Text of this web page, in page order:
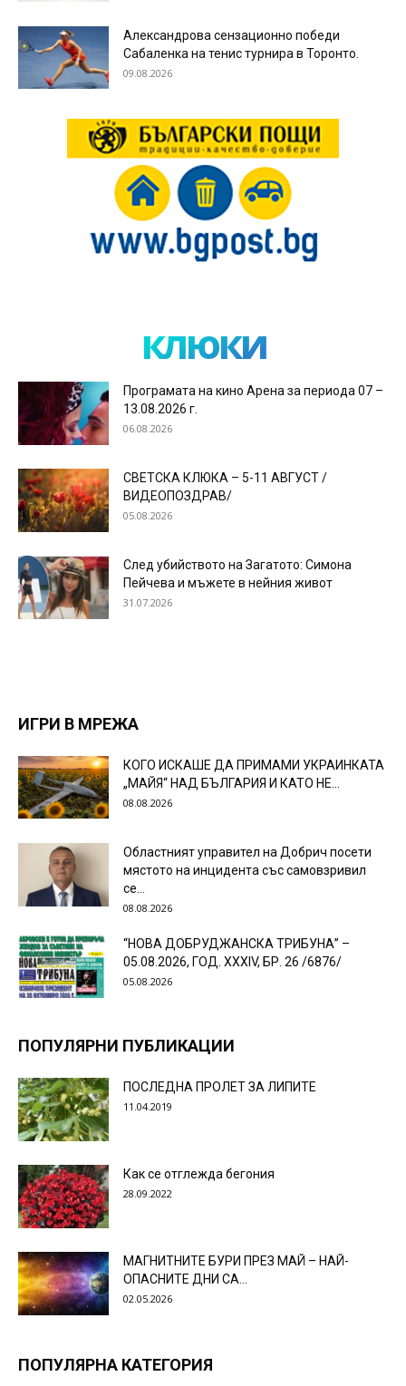
Александрова сензационно победи
Сабаленка на тенис турнира в Торонто.
09.08.2026
клюки
Програмата на кино Арена за периода 07 –
13.08.2026 г.
06.08.2026
СВЕТСКА КЛЮКА – 5-11 АВГУСТ /
ВИДЕОПОЗДРАВ/
05.08.2026
След убийството на Загатото: Симона
Пейчева и мъжете в нейния живот
31.07.2026
ИГРИ В МРЕЖА
КОГО ИСКАШЕ ДА ПРИМАМИ УКРАИНКАТА
„МАЙЯ“ НАД БЪЛГАРИЯ И КАТО НЕ...
08.08.2026
Областният управител на Добрич посети
мястото на инцидента със самовзривил
се...
08.08.2026
“НОВА ДОБРУДЖАНСКА ТРИБУНА” –
05.08.2026, ГОД. XXХIV, БР. 26 /6876/
05.08.2026
ПОПУЛЯРНИ ПУБЛИКАЦИИ
ПОСЛЕДНА ПРОЛЕТ ЗА ЛИПИТЕ
11.04.2019
Как се отглежда бегония
28.09.2022
МАГНИТНИТЕ БУРИ ПРЕЗ МАЙ – НАЙ-
ОПАСНИТЕ ДНИ СА…
02.05.2026
ПОПУЛЯРНА КАТЕГОРИЯ